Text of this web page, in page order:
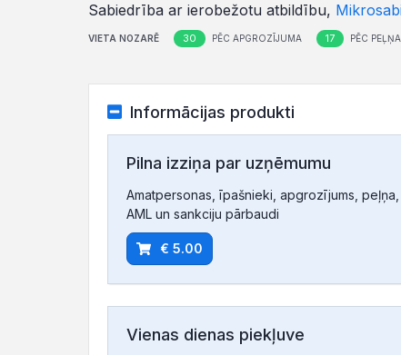
Sabiedrība ar ierobežotu atbildību,
VIETA NOZARĒ 30 PĒC APGROZĪJUMA 17 PĒC
Informācijas produkti
Pilna izziņa par uzņēmumu
Amatpersonas, īpašnieki, apgrozījums,
AML un sankciju pārbaudi
€ 5.00
Vienas dienas piekļuve